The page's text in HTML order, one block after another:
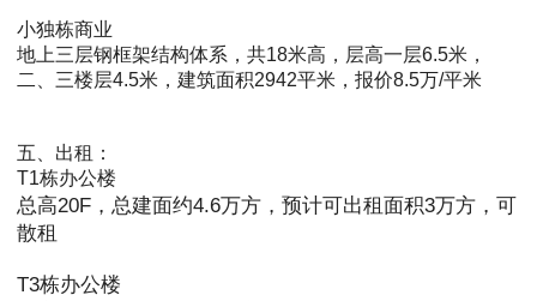
小独栋商业
地上三层钢框架结构体系，共18米高，层高一层6.5米，
二、三楼层4.5米，建筑面积2942平米，报价8.5万/平米
五、出租：
T1栋办公楼
总高20F，总建面约4.6万方，预计可出租面积3万方，可
散租
T3栋办公楼